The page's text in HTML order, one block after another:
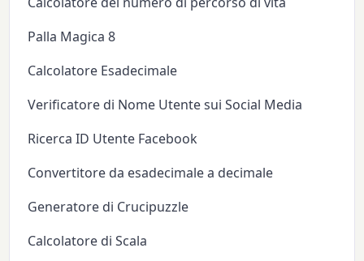
Palla Magica 8
Calcolatore Esadecimale
Verificatore di Nome Utente sui Social Media
Ricerca ID Utente Facebook
Convertitore da esadecimale a decimale
Generatore di Crucipuzzle
Calcolatore di Scala